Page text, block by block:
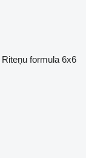
Riteņu formula 6x6